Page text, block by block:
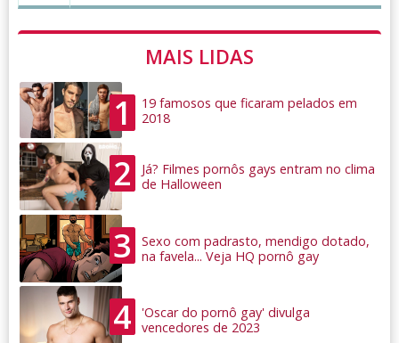
MAIS LIDAS
1
19 famosos que ficaram pelados em
2018
2
Já? Filmes pornôs gays entram no clima
de Halloween
3
Sexo com padrasto, mendigo dotado,
na favela... Veja HQ pornô gay
4
'Oscar do pornô gay' divulga
vencedores de 2023